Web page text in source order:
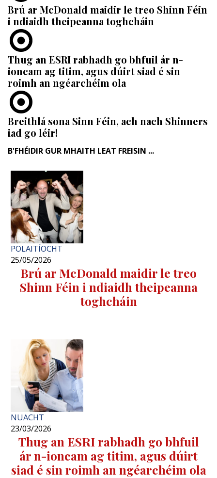
Brú ar McDonald maidir le treo Shinn Féin
i ndiaidh theipeanna toghcháin
Thug an ESRI rabhadh go bhfuil ár n-
ioncam ag titim, agus dúirt siad é sin
roimh an ngéarchéim ola
Breithlá sona Sinn Féin, ach nach Shinners
iad go léir!
B'FHÉIDIR GUR MHAITH LEAT FREISIN ...
POLAITÍOCHT
25/05/2026
Brú ar McDonald maidir le treo
Shinn Féin i ndiaidh theipeanna
toghcháin
NUACHT
23/03/2026
Thug an ESRI rabhadh go bhfuil
ár n-ioncam ag titim, agus dúirt
siad é sin roimh an ngéarchéim ola